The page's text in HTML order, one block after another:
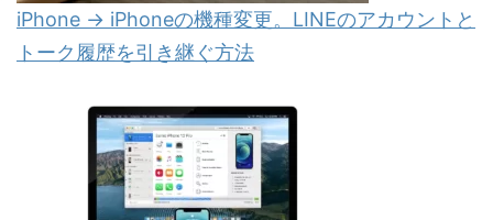
iPhone → iPhoneの機種変更。LINEのアカウントと
トーク履歴を引き継ぐ方法